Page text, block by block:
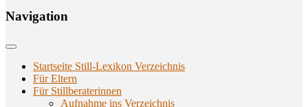
Navi­ga­ti­on
Startseite Still-Lexikon Verzeichnis
Für Eltern
Für Stillberaterinnen
Aufnahme ins Verzeichnis